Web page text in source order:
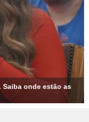
Saiba onde estão as